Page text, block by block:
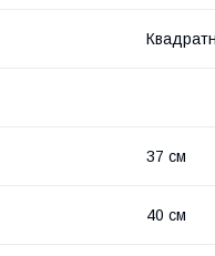
37 см
40 см